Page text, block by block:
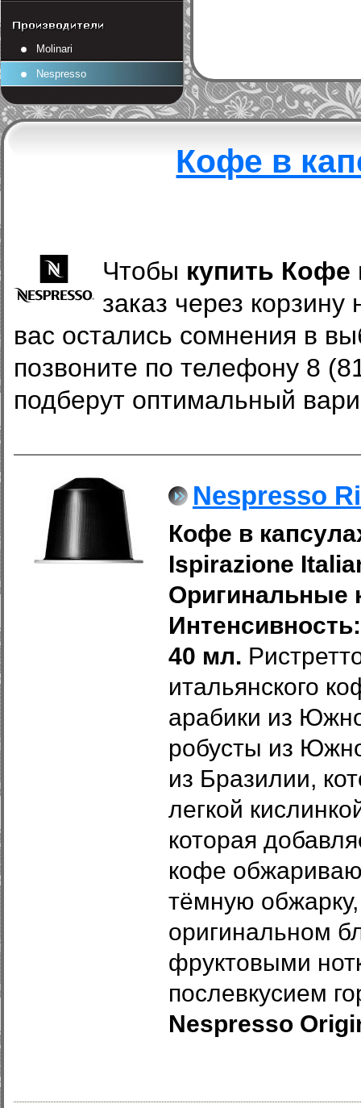
Molinari
Nespresso
Кофе в
Чтобы купить Кофе
заказ через
вас остались сомнения в
позвоните по телефону 8
подберут оптимальный
Nespresso
Кофе в
Ispirazione
Оригинальные
40 мл.
итальянского
арабики из
робусты из
из Бразилии,
легкой
которая
кофе
тёмную
оригинальном
фруктовыми
послевкусием
Nespresso